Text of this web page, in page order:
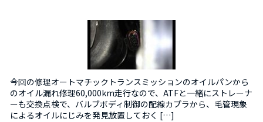
今回の修理オートマチックトランスミッションのオイルパンから
のオイル漏れ修理60,000km走行なので、ATFと一緒にストレーナ
ーも交換点検で、バルブボディ制御の配線カプラから、毛管現象
によるオイルにじみを発見放置しておく […]